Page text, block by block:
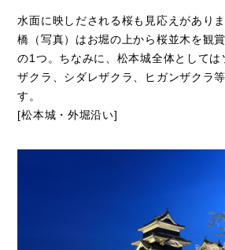
水面に映しだされる桜も見応えがあり
橋（写真）はお堀の上から桜並木を観
の1つ。ちなみに、松本城全体としては
ザクラ、シダレザクラ、ヒガンザクラ
す。
[松本城・外堀沿い]